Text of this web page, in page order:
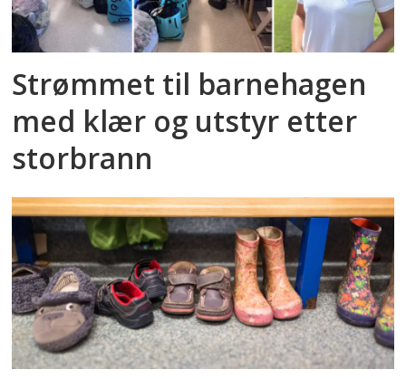
Strømmet til barnehagen
med klær og utstyr etter
storbrann